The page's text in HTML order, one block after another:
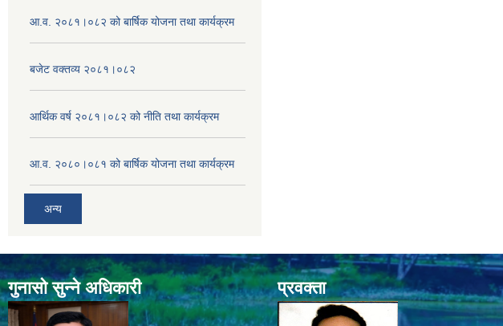
आ.व. २०८१।०८२ को बार्षिक योजना तथा कार्यक्रम
बजेट वक्तव्य २०८१।०८२
आर्थिक वर्ष २०८१।०८२ को नीति तथा कार्यक्रम
आ.व. २०८०।०८१ को बार्षिक योजना तथा कार्यक्रम
अन्य
गुनासो सुन्ने अधिकारी प्रवक्ता